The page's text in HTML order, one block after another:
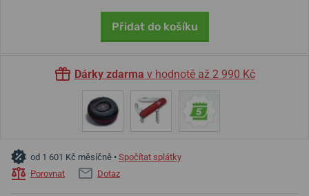
Přidat do košíku
Dárky zdarma v hodnotě až 2 990 Kč
od 1 601 Kč měsíčně • Spočítat splátky
Porovnat
Dotaz